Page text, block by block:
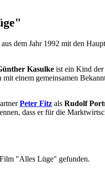
dem Jahr 1992 mit den
Kasulke ist ein Kind der
mit einem gemeinsamen
Peter Fitz als Rudolf
dass er für die
"Alles Lüge" gefunden.